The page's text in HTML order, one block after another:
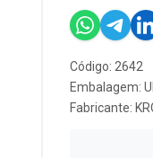
Código: 2642
Embalagem:
Fabricante: